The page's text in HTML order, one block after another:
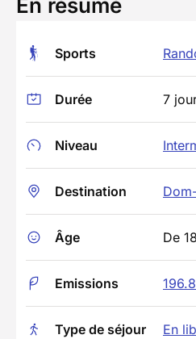
En résumé
Sports
Durée 7
Niveau
Destination
Âge De
Emissions
Type de séjour En